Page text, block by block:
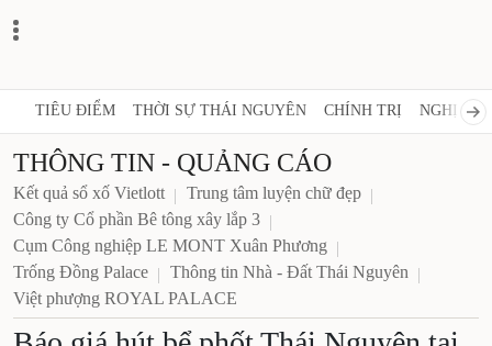
TIÊU ĐIỂM THỜI SỰ THÁI NGUYÊN CHÍNH TRỊ NGHỊ
THÔNG TIN - QUẢNG CÁO
Kết quả sổ xố Vietlott
Trung tâm luyện chữ đẹp
Công ty Cổ phần Bê tông xây lắp 3
Cụm Công nghiệp LE MONT Xuân Phương
Trống Đồng Palace
Thông tin Nhà - Đất Thái Nguyên
Việt phượng ROYAL PALACE